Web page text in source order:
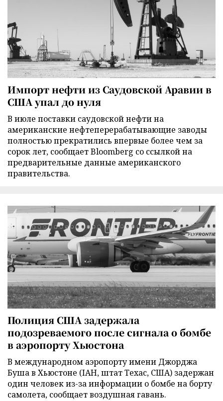
Импорт нефти из Саудовской Аравии в
США упал до нуля
В июле поставки саудовской нефти на
американские нефтеперерабатывающие заводы
полностью прекратились впервые более чем за
сорок лет, сообщает Bloomberg со ссылкой на
предварительные данные американского
правительства.
Полиция США задержала
подозреваемого после сигнала о бомбе
в аэропорту Хьюстона
В международном аэропорту имени Джорджа
Буша в Хьюстоне (IAH, штат Техас, США) задержан
один человек из-за информации о бомбе на борту
самолета, сообщает воздушная гавань.